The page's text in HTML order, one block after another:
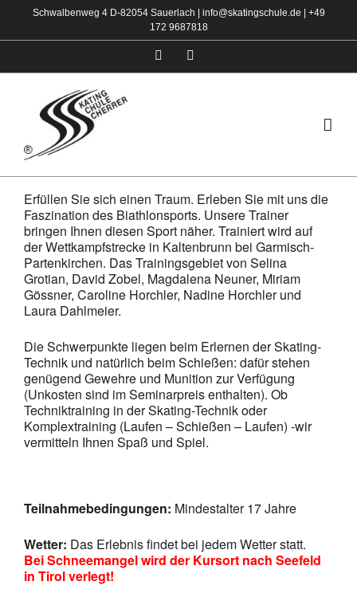
Schwalbenweg 4 D-82054 Sauerlach | info@skatingschule.de
+49
172 9687818
Facebook
Erfüllen Sie sich einen Traum. Erleben Sie mit uns die
Faszination des Biathlonsports. Unsere Trainer
bringen Ihnen diesen Sport näher. Trainiert wird auf
der Wettkampfstrecke in Kaltenbrunn bei Garmisch-
Partenkirchen. Das Trainingsgebiet von Selina
Grotian, David Zobel, Magdalena Neuner, Miriam
Gössner, Caroline Horchler, Nadine Horchler und
Laura Dahlmeier.
Die Schwerpunkte liegen beim Erlernen der Skating-
Technik und natürlich beim Schießen: dafür stehen
genügend Gewehre und Munition zur Verfügung
(Unkosten sind im Seminarpreis enthalten). Ob
Techniktraining in der Skating-Technik oder
Komplextraining (Laufen – Schießen – Laufen) -wir
vermitteln Ihnen Spaß und Spiel.
Teilnahmebedingungen: Mindestalter 17 Jahre
Wetter: Das Erlebnis findet bei jedem Wetter statt.
Bei Schneemangel wird der Kursort nach Seefeld
in Tirol verlegt!